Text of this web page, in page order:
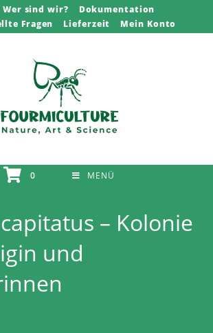
Wer sind wir?
Dokumentation
Fragen
Lieferzeit Mein Konto
0 MENÜ
– Kolonie
und